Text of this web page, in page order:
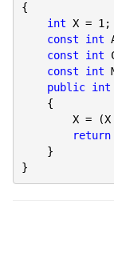
{
int X = 1
const
int
const
int
const
int
public int
{
X = (X
return
    }
}